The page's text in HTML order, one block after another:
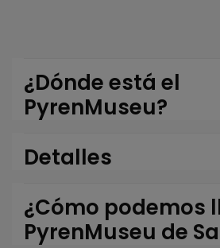
¿Dónde está el
PyrenMuseu?
Detalles
¿Cómo podemos
PyrenMuseu de